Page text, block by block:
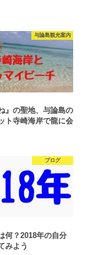
与論島観光案内
』の聖地、与論島の
ト寺崎海岸で龍に会
ブログ
何？2018年の自分
みよう